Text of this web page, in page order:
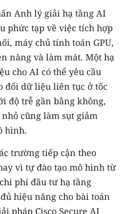
Anh lý giải hạ tầng AI
phức tạp về việc tích hợp
máy chủ tính toán GPU,
năng và làm mát. Một hạ
cho AI có thể yêu cầu
đổi dữ liệu liên tục ở tốc
độ trễ gần bằng không,
cũng làm sụt giảm
hình.
trường tiếp cận theo
vì tự đào tạo mô hình từ
phí đầu tư hạ tầng
hiệu năng cho bài toán
pháp Cisco Secure AI